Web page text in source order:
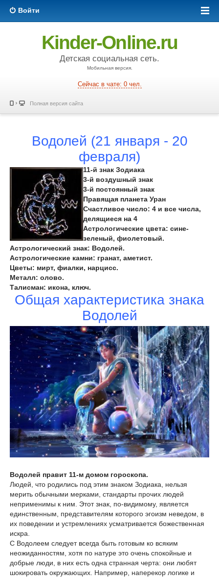
Войти
Kinder-Online.ru
Детская социальная сеть.
Мобильная версия.
Сейчас в чате: 0 чел.
Полная версия сайта
Водолей (21 января - 20
февраля)
11-й знак Зодиака
3-й воздушный знак
3-й постоянный знак
Правящая планета Уран
Счастливое число: 4 и все числа,
делящиеся на 4
Астрологические цвета: сине-
зеленый, фиолетовый.
Астрологический знак: Водолей.
Астрологические камни: гранат, аметист.
Цветы: мирт, фиалки, нарцисс.
Металл: олово.
Талисман: икона, ключ.
Общая характеристика знака
Водолей
Водолей правит 11-м домом гороскопа.
Людей, что родились под этим знаком Зодиака, нельзя
мерить обычными мерками, стандарты прочих людей
неприменимы к ним. Этот знак, по-видимому, является
единственным, представителям которого эгоизм неведом, в
их поведении и устремлениях усматривается божественная
искра.
С Водолеем следует всегда быть готовым ко всяким
неожиданностям, хотя по натуре это очень спокойные и
добрые люди, в них есть одна странная черта: они любят
шокировать окружающих. Например, наперекор логике и